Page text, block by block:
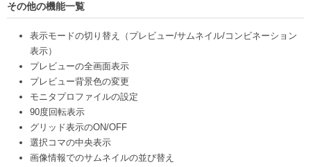
その他の機能一覧
表示モードの切り替え（プレビュー/サムネイル/コンビネーション
表示）
プレビューの全画面表示
プレビュー背景色の変更
モニタプロファイルの設定
90度回転表示
グリッド表示のON/OFF
選択コマの中央表示
画像情報でのサムネイルの並び替え